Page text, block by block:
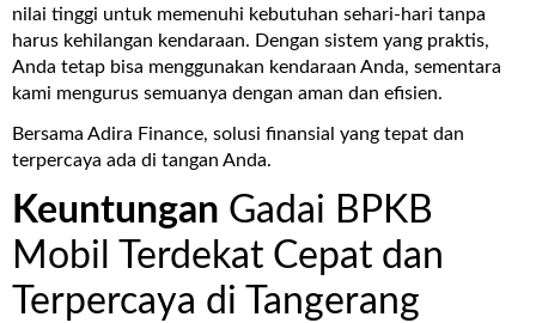
nilai tinggi untuk memenuhi kebutuhan sehari-hari tanpa
harus kehilangan kendaraan. Dengan sistem yang praktis,
Anda tetap bisa menggunakan kendaraan Anda, sementara
kami mengurus semuanya dengan aman dan efisien.
Bersama Adira Finance, solusi finansial yang tepat dan
terpercaya ada di tangan Anda.
Keuntungan Gadai BPKB
Mobil Terdekat Cepat dan
Terpercaya di Tangerang